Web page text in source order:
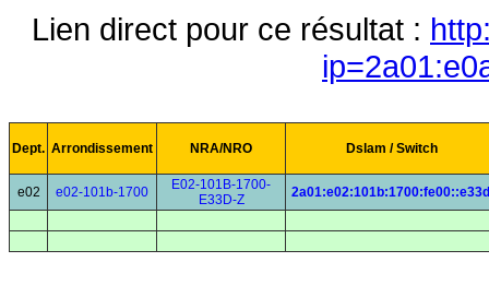
Lien direct pour ce résultat :
Dept. Arrondissement NRA/NRO Dslam / Switch
e02 e02-101b-1700
E02-101B-1700-
E33D-Z
2a01:e02:101b:1700:fe00::e33d